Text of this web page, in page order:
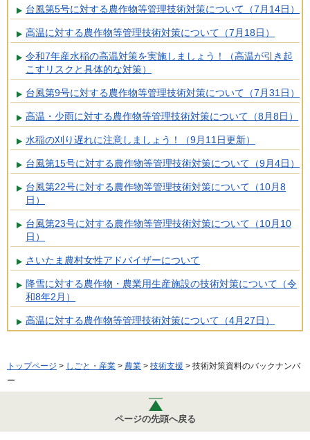
台風第5号に対する農作物等管理技術対策について（7月14日）
高温に対する農作物等管理技術対策について（7月18日）
令和7年産水稲の高温対策を実施しましょう！（高温が引き起
こすリスクと具体的な対策）
台風第9号に対する農作物等管理技術対策について（7月31日）
高温・少雨に対する農作物等管理技術対策について（8月8日）
水稲の刈り遅れに注意しましょう！（9月11日更新）
台風第15号に対する農作物等管理技術対策について（9月4日）
台風第22号に対する農作物等管理技術対策について（10月8
日）
台風第23号に対する農作物等管理技術対策について（10月10
日）
さいたま農村女性アドバイザーについて
降雪に対する農作物・農業用生産施設の技術対策について（令
和8年2月）
高温に対する農作物等管理技術対策について（4月27日）
トップページ > しごと・産業 > 農業 > 技術支援 > 技術対策資料のバックナンバ
ー
ページの先頭へ戻る